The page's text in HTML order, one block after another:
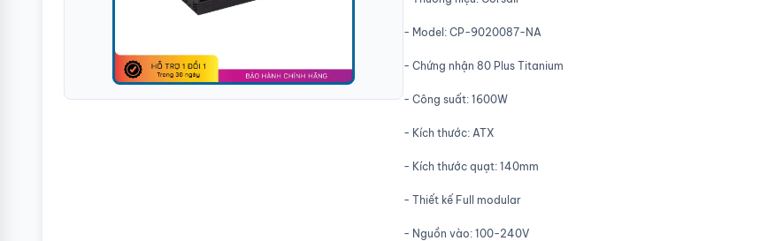
- Model: CP-9020087-NA
- Chứng nhận 80 Plus Titanium
- Công suất: 1600W
- Kích thước: ATX
- Kích thước quạt: 140mm
- Thiết kế Full modular
- Nguồn vào: 100-240V